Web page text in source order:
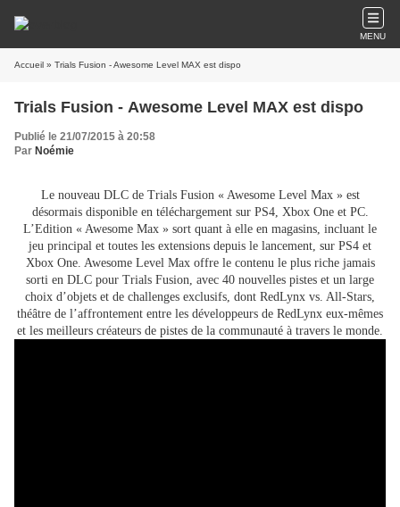
MENU
Accueil » Trials Fusion - Awesome Level MAX est dispo
Trials Fusion - Awesome Level MAX est dispo
Publié le 21/07/2015 à 20:58
Par Noémie
Le nouveau DLC de Trials Fusion « Awesome Level Max » est
désormais disponible en téléchargement sur PS4, Xbox One et PC.
L’Edition « Awesome Max » sort quant à elle en magasins, incluant le
jeu principal et toutes les extensions depuis le lancement, sur PS4 et
Xbox One. Awesome Level Max offre le contenu le plus riche jamais
sorti en DLC pour Trials Fusion, avec 40 nouvelles pistes et un large
choix d’objets et de challenges exclusifs, dont RedLynx vs. All-Stars,
théâtre de l’affrontement entre les développeurs de RedLynx eux-mêmes
et les meilleurs créateurs de pistes de la communauté à travers le monde.